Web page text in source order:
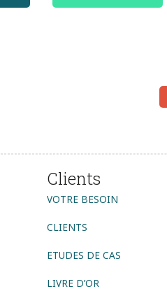
Clients
VOTRE BESOIN
CLIENTS
ETUDES DE CAS
LIVRE D’OR